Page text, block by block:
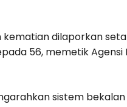
dilaporkan
56, memetik Agensi
sistem